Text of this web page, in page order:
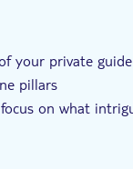
your private guide
pillars
on what